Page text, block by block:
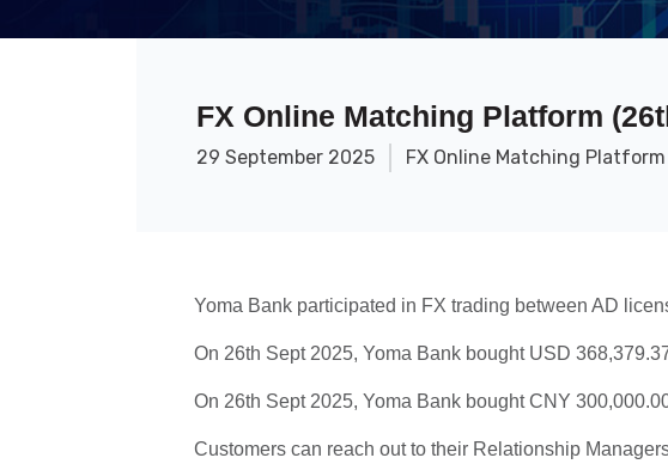
FX Online Matching Platform
29 September 2025 FX Online Matching Platform
Yoma Bank participated in FX trading between AD
On 26th Sept 2025, Yoma Bank bought USD
On 26th Sept 2025, Yoma Bank bought CNY
Customers can reach out to their Relationship